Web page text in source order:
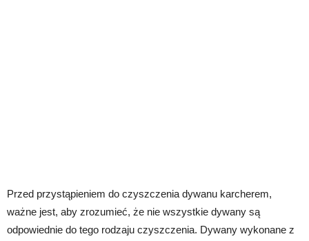
Przed przystąpieniem do czyszczenia dywanu karcherem,
ważne jest, aby zrozumieć, że nie wszystkie dywany są
odpowiednie do tego rodzaju czyszczenia. Dywany wykonane z